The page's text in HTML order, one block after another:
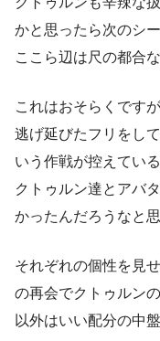
かと思ったら次のシ
ここら辺は尺の都合
これはおそらくです
逃げ延びたフリをし
いう作戦が控えている
クトゥルン達とアバ
かったんだろうなと思
それぞれの個性を見
の再会でクトゥルン
以外はいい配分の中盤